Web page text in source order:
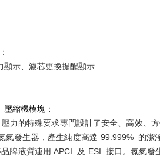
顯示、濾芯更換提醒顯示
壓縮機模塊：
力的特殊要求專門設計了安全、高效、
發生器，產生純度高達 99.999% 的潔
牌液質連用 APCI 及 ESI 接口。氮氣發